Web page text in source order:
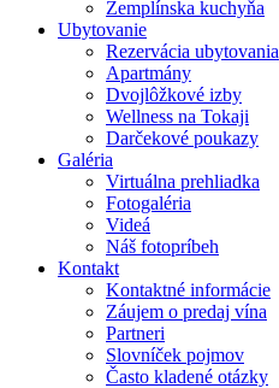
Zemplínska kuchyňa
Ubytovanie
Rezervácia ubytovania
Apartmány
Dvojlôžkové izby
Wellness na Tokaji
Darčekové poukazy
Galéria
Virtuálna prehliadka
Fotogaléria
Videá
Náš fotopríbeh
Kontakt
Kontaktné informácie
Záujem o predaj vína
Partneri
Slovníček pojmov
Často kladené otázky